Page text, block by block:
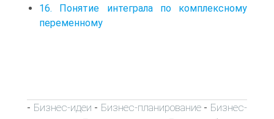
16. Понятие интеграла по комплексному
переменному
- Бизнес-идеи - Бизнес-планирование- Бизнес-